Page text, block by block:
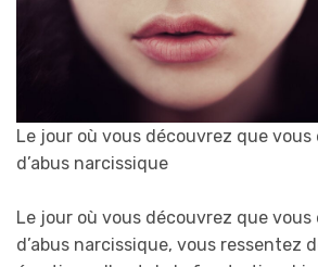
Le jour où vous découvrez que
d’abus narcissique
Le jour où vous découvrez que
d’abus narcissique, vous ressentez